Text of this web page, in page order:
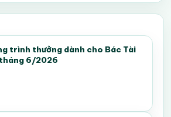
trình thưởng dành cho Bác Tài
6/2026